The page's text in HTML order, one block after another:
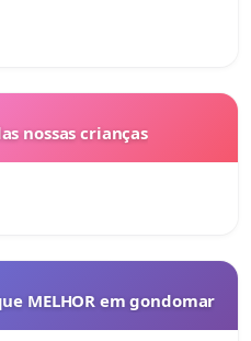
nossas crianças
MELHOR em gondomar